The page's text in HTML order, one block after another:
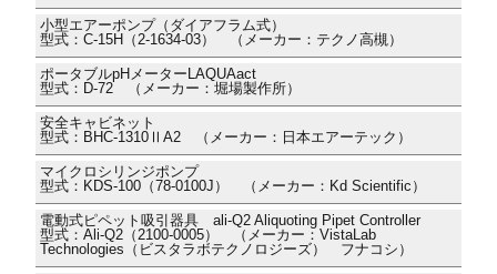
小型エアーポンプ（ダイアフラム式）
型式：C-15H（2-1634-03） （メーカー：テクノ高槻）
ポータブルpHメーターLAQUAact
型式：D-72 （メーカー：堀場製作所）
安全キャビネット
型式：BHC-1310ⅡA2 （メーカー：日本エアーテック）
マイクロシリンジポンプ
型式：KDS-100（78-0100J） （メーカー：Kd Scientific）
電動式ピペット吸引器具 ali-Q2 Aliquoting Pipet Controller
型式：Ali-Q2（2100-0005） （メーカー：VistaLab
Technologies（ビスタラボテクノロジーズ） フナコシ）